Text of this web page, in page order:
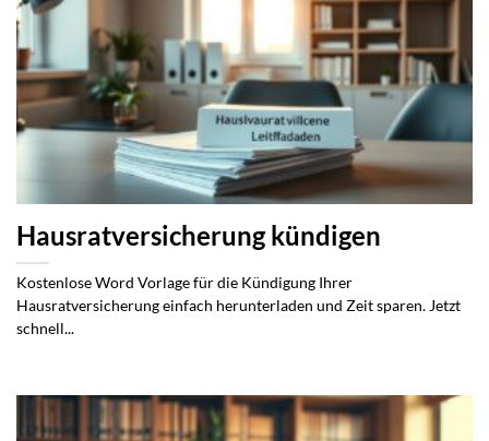
Hausratversicherung kündigen
Kostenlose Word Vorlage für die Kündigung Ihrer
Hausratversicherung einfach herunterladen und Zeit sparen. Jetzt
schnell...